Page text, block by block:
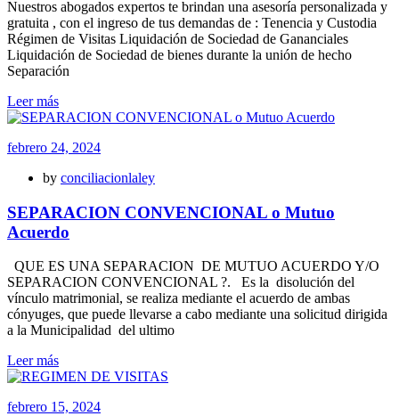
Nuestros abogados expertos te brindan una asesoría personalizada y
gratuita , con el ingreso de tus demandas de : Tenencia y Custodia
Régimen de Visitas Liquidación de Sociedad de Gananciales
Liquidación de Sociedad de bienes durante la unión de hecho
Separación
Leer más
febrero 24, 2024
by conciliacionlaley
SEPARACION CONVENCIONAL o Mutuo
Acuerdo
QUE ES UNA SEPARACION DE MUTUO ACUERDO Y/O
SEPARACION CONVENCIONAL ?. Es la disolución del
vínculo matrimonial, se realiza mediante el acuerdo de ambas
cónyuges, que puede llevarse a cabo mediante una solicitud dirigida
a la Municipalidad del ultimo
Leer más
febrero 15, 2024